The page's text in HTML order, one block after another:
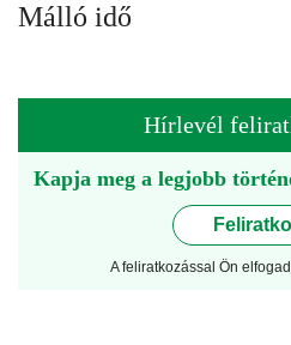
Málló idő
Hírlevél
Kapja meg a legjobb
A feliratkozással Ön